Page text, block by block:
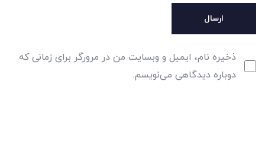
ذخیره نام، ایمیل و وبسایت من در مرورگر برای زمانی که
دوباره دیدگاهی می‌نویسم.